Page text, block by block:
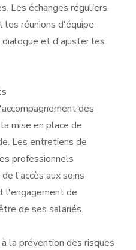
Les échanges réguliers,
réunions d'équipe
et d'ajuster les
des
mise en place de
Les entretiens de
professionnels
l'accès aux soins
l'engagement de
de ses salariés.
la prévention des risques